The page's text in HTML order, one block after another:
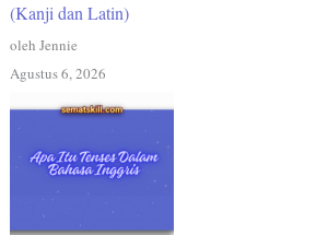
(Kanji dan Latin)
oleh Jennie
Agustus 6, 2026